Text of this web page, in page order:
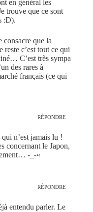
en général les
trouve que ce sont
:D).
consacre que la
reste c’est tout ce qui
C’est très sympa
des rares à
français (ce qui
RÉPONDRE
n’est jamais lu !
concernant le Japon,
-_-«
RÉPONDRE
entendu parler. Le